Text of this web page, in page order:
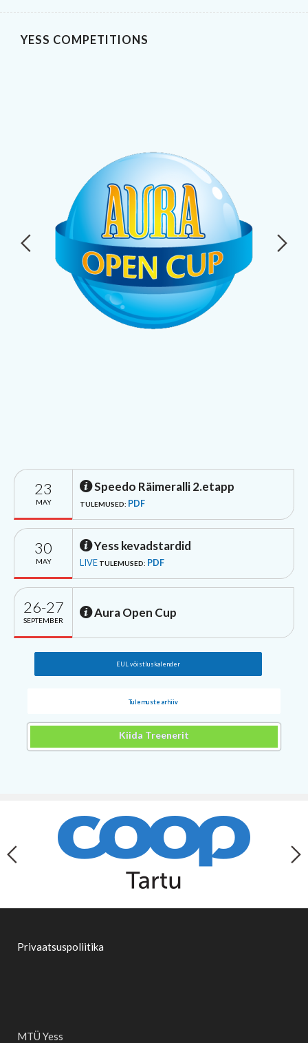
YESS COMPETITIONS
23
MAY
Speedo Räimeralli 2.etapp
TULEMUSED: PDF
30
MAY
Yess kevadstardid
LIVE TULEMUSED: PDF
26-27
SEPTEMBER
Aura Open Cup
EUL võistluskalender
Tulemuste arhiiv
Kiida Treenerit
Privaatsuspoliitika
MTÜ Yess